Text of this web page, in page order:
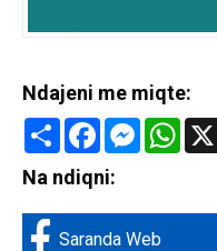
Ndajeni me miqte:
Share Facebook
Na ndiqni:
Saranda Web